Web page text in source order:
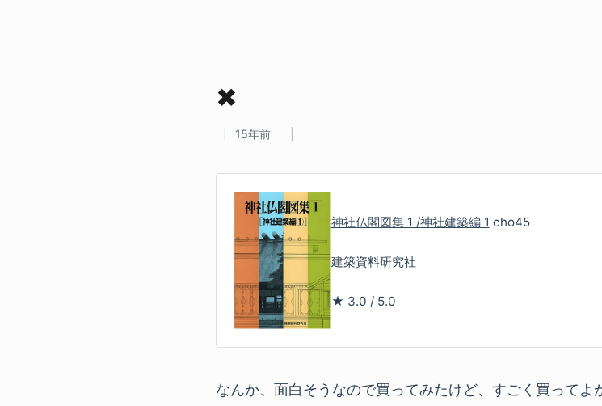
✖
15年前
神社仏閣図集 1 /神社建築編 1 cho45
建築資料研究社
★ 3.0 / 5.0
なんか、面白そうなので買ってみたけど、すごく買って